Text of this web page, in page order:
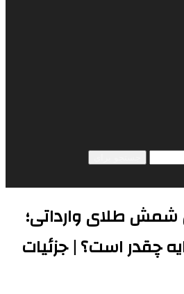
شمش طلای وارداتی؛
چقدر است؟ | جزئیات